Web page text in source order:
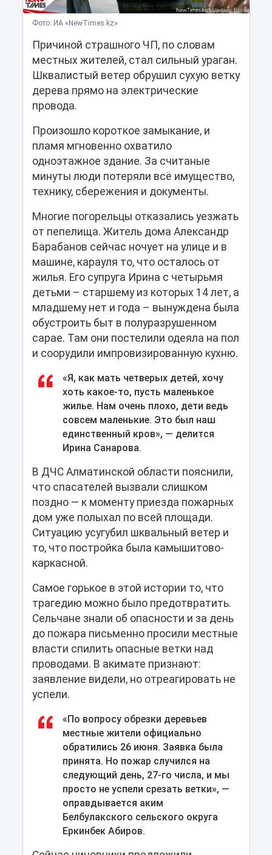
Фото: ИА «NewTimes.kz»
Причиной страшного ЧП, по словам
местных жителей, стал сильный ураган.
Шквалистый ветер обрушил сухую ветку
дерева прямо на электрические
провода.
Произошло короткое замыкание, и
пламя мгновенно охватило
одноэтажное здание. За считаные
минуты люди потеряли всё имущество,
технику, сбережения и документы.
Многие погорельцы отказались уезжать
от пепелища. Житель дома Александр
Барабанов сейчас ночует на улице и в
машине, карауля то, что осталось от
жилья. Его супруга Ирина с четырьмя
детьми – старшему из которых 14 лет, а
младшему нет и года – вынуждена была
обустроить быт в полуразрушенном
сарае. Там они постелили одеяла на пол
и соорудили импровизированную кухню.
«Я, как мать четверых детей, хочу
хоть какое-то, пусть маленькое
жилье. Нам очень плохо, дети ведь
совсем маленькие. Это был наш
единственный кров», — делится
Ирина Санарова.
В ДЧС Алматинской области пояснили,
что спасателей вызвали слишком
поздно — к моменту приезда пожарных
дом уже полыхал по всей площади.
Ситуацию усугубил шквальный ветер и
то, что постройка была камышитово-
каркасной.
Самое горькое в этой истории то, что
трагедию можно было предотвратить.
Сельчане знали об опасности и за день
до пожара письменно просили местные
власти спилить опасные ветки над
проводами. В акимате признают:
заявление видели, но отреагировать не
успели.
«По вопросу обрезки деревьев
местные жители официально
обратились 26 июня. Заявка была
принята. Но пожар случился на
следующий день, 27-го числа, и мы
просто не успели срезать ветки», —
оправдывается аким
Белбулакского сельского округа
Еркинбек Абиров.